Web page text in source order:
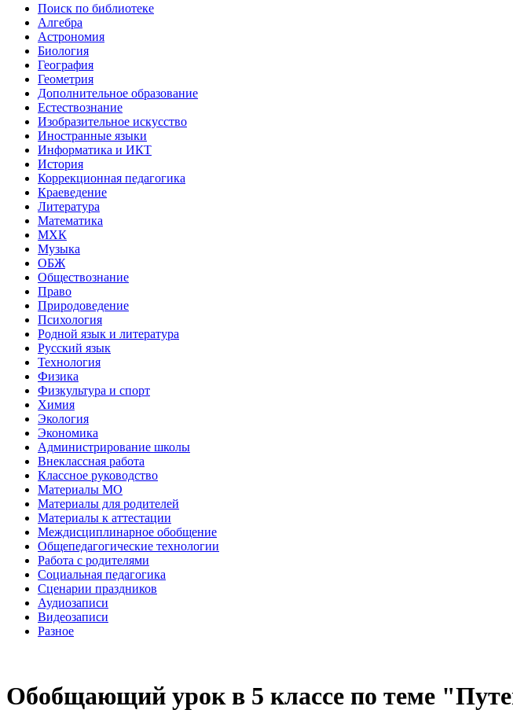
Поиск по библиотеке
Алгебра
Астрономия
Биология
География
Геометрия
Дополнительное образование
Естествознание
Изобразительное искусство
Иностранные языки
Информатика и ИКТ
История
Коррекционная педагогика
Краеведение
Литература
Математика
МХК
Музыка
ОБЖ
Обществознание
Право
Природоведение
Психология
Родной язык и литература
Русский язык
Технология
Физика
Физкультура и спорт
Химия
Экология
Экономика
Администрирование школы
Внеклассная работа
Классное руководство
Материалы МО
Материалы для родителей
Материалы к аттестации
Междисциплинарное обобщение
Общепедагогические технологии
Работа с родителями
Социальная педагогика
Сценарии праздников
Аудиозаписи
Видеозаписи
Разное
Обобщающий урок в 5 классе по теме